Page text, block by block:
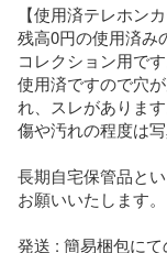
【使用済テレホン
残高0円の使用済み
コレクション用です
使用済ですので穴
れ、スレがあります
傷や汚れの程度は
長期自宅保管品と
お願いいたします。
発送 : 簡易梱包にて